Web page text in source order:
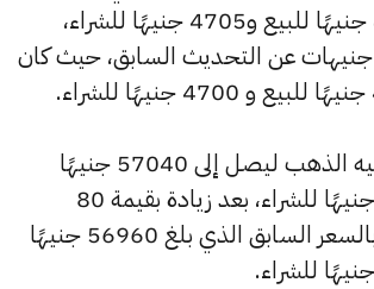
حيث بلغ 4755 جنيهًا للبيع و4705 جنيهًا للشراء،
مرتفعًا بمقدار 5 جنيهات عن التحديث السابق، حيث كان
وارتفع سعر الجنيه الذهب ليصل إلى 57040 جنيهًا
للبيع و56480 جنيهًا للشراء، بعد زيادة بقيمة 80
جنيهات مقارنة بالسعر السابق الذي بلغ 56960 جنيهًا